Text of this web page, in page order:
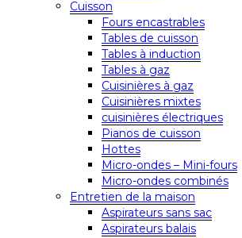
Cuisson
Fours encastrables
Tables de cuisson
Tables à induction
Tables à gaz
Cuisinières à gaz
Cuisinières mixtes
cuisinières électriques
Pianos de cuisson
Hottes
Micro-ondes – Mini-fours
Micro-ondes combinés
Entretien de la maison
Aspirateurs sans sac
Aspirateurs balais